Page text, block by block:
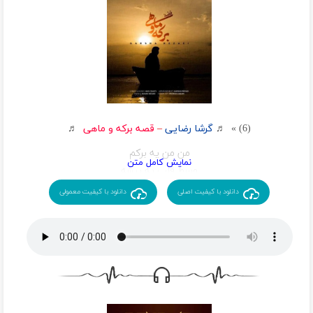
میرم تو‌خودم هرجا که میشه حرفت
برگرد حالاشم پشتمون خیلی حرفه
(6) » ♬ گرشا رضایی – قصه برکه و ماهی
♬
من من یه برکم
وسط قلب یه بیشه
هیشکی سالی
یه بارم از اینجا رد نمیشه
اومدی خوش اومدی ماهی خسته
من آرزوم شد برسم یه روزی دریا
دانلود با کیفیت اصلی دانلود با کیفیت معمولی